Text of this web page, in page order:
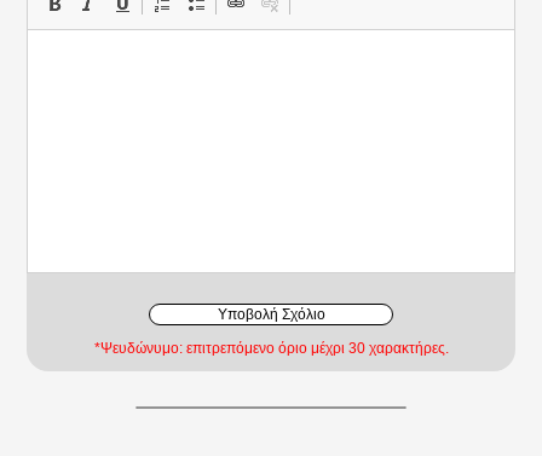
Υποβολή Σχόλιο
*Ψευδώνυμο: επιτρεπόμενο όριο μέχρι 30 χαρακτήρες.